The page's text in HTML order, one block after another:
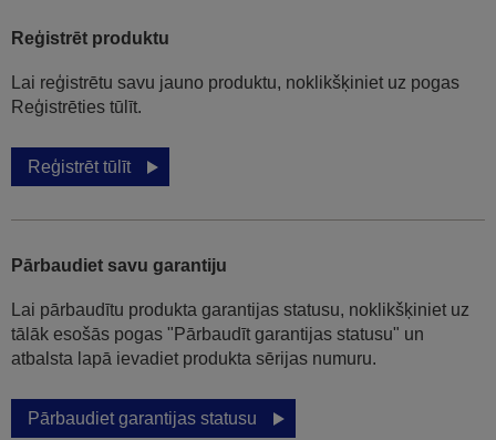
Reģistrēt produktu
Lai reģistrētu savu jauno produktu, noklikšķiniet uz pogas
Reģistrēties tūlīt.
Reģistrēt tūlīt
Pārbaudiet savu garantiju
Lai pārbaudītu produkta garantijas statusu, noklikšķiniet uz
tālāk esošās pogas "Pārbaudīt garantijas statusu" un
atbalsta lapā ievadiet produkta sērijas numuru.
Pārbaudiet garantijas statusu